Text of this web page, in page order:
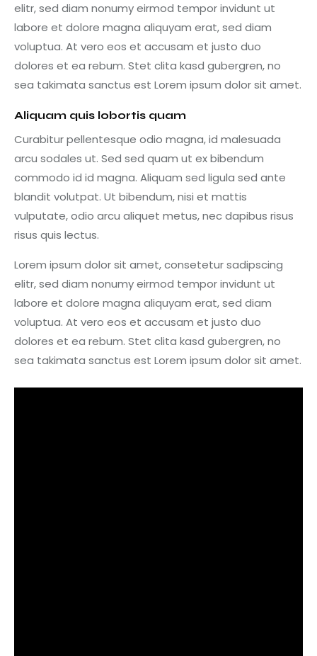
elitr, sed diam nonumy eirmod tempor invidunt ut
labore et dolore magna aliquyam erat, sed diam
voluptua. At vero eos et accusam et justo duo
dolores et ea rebum. Stet clita kasd gubergren, no
sea takimata sanctus est Lorem ipsum dolor sit amet.
Aliquam quis lobortis quam
Curabitur pellentesque odio magna, id malesuada
arcu sodales ut. Sed sed quam ut ex bibendum
commodo id id magna. Aliquam sed ligula sed ante
blandit volutpat. Ut bibendum, nisi et mattis
vulputate, odio arcu aliquet metus, nec dapibus risus
risus quis lectus.
Lorem ipsum dolor sit amet, consetetur sadipscing
elitr, sed diam nonumy eirmod tempor invidunt ut
labore et dolore magna aliquyam erat, sed diam
voluptua. At vero eos et accusam et justo duo
dolores et ea rebum. Stet clita kasd gubergren, no
sea takimata sanctus est Lorem ipsum dolor sit amet.